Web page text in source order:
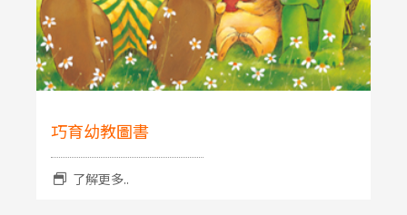
巧育幼教圖書
了解更多..